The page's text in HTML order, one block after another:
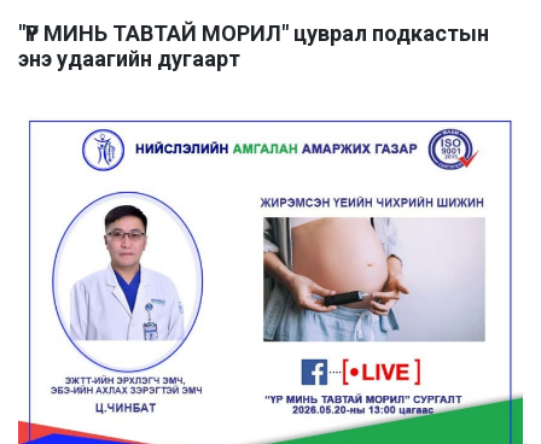
"ҮР МИНЬ ТАВТАЙ МОРИЛ" цуврал подкастын
энэ удаагийн дугаарт